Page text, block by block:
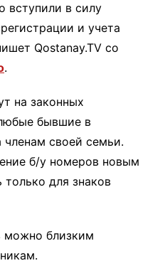
вступили в силу
и учета
Qostanay.TV со
.
на законных
бывшие в
членам своей семьи.
б/у номеров новым
только для знаков
можно близким